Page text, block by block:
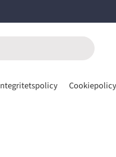
Cookiepolicy